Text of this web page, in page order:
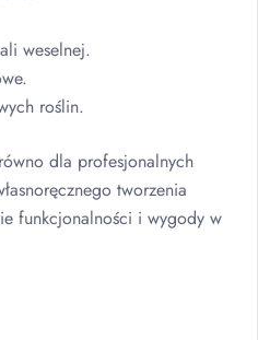
weselnej.
roślin.
dla profesjonalnych
tworzenia
funkcjonalności i wygody w